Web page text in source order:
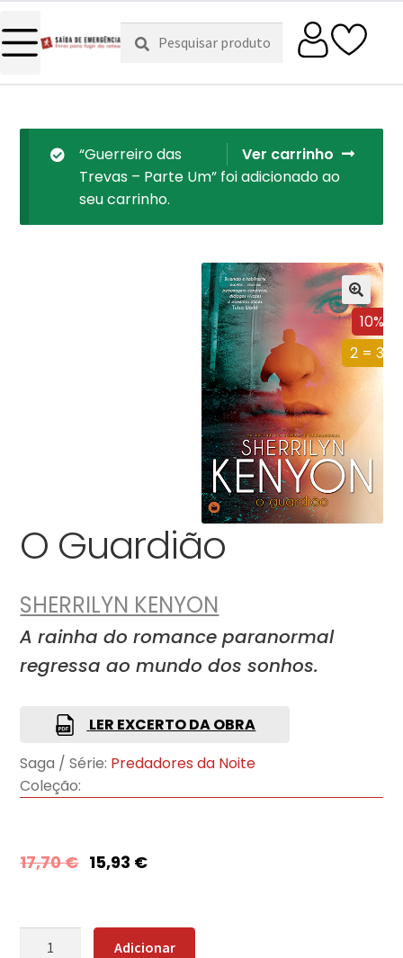
Pesquisar
por:
Pesquisa
Ver carrinho
“Guerreiro das
Trevas – Parte Um” foi adicionado ao
seu carrinho.
10%
2 = 3
O Guardião
SHERRILYN KENYON
A rainha do romance paranormal
regressa ao mundo dos sonhos.
LER EXCERTO DA OBRA
Saga / Série: Predadores da Noite
Coleção:
17,70€ 15,93 €
Quantidade
Adicionar